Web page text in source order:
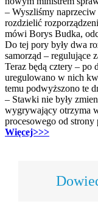
– Wyszliśmy
rozdzielić
mówi Borys Budka,
Do tej pory były dwa
samorząd – regulujące
Teraz będą cztery – po
uregulowano w nich
temu podwyższono te
– Stawki nie były
wygrywający otrzyma
procesowego od
Więcej>>>